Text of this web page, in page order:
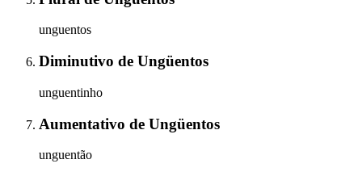
unguentos
Diminutivo de Ungüentos
unguentinho
Aumentativo de Ungüentos
unguentão